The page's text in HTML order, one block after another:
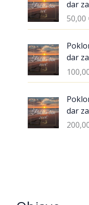
dar
50,00
dar
dar